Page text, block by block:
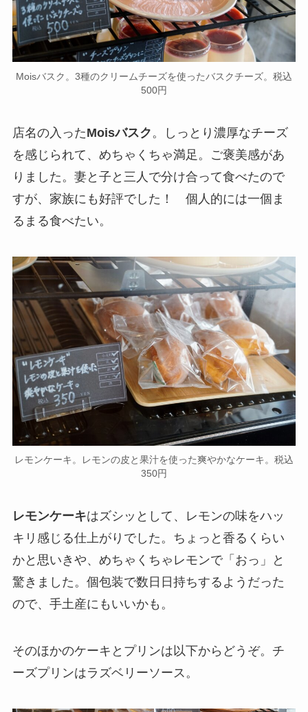
Moisバスク。3種のクリームチーズを使ったバスクチーズ。税込
500円
店名の入ったMoisバスク。しっとり濃厚なチーズ
を感じられて、めちゃくちゃ満足。ご褒美感があ
りました。妻と子と三人で分け合って食べたので
すが、家族にも好評でした！ 個人的には一個ま
るまる食べたい。
レモンケーキ。レモンの皮と果汁を使った爽やかなケーキ。税込
350円
レモンケーキはズシッとして、レモンの味をハッ
キリ感じる仕上がりでした。ちょっと香るくらい
かと思いきや、めちゃくちゃレモンで「おっ」と
驚きました。個包装で数日日持ちするようだった
ので、手土産にもいいかも。
そのほかのケーキとプリンは以下からどうぞ。チ
ーズプリンはラズベリーソース。